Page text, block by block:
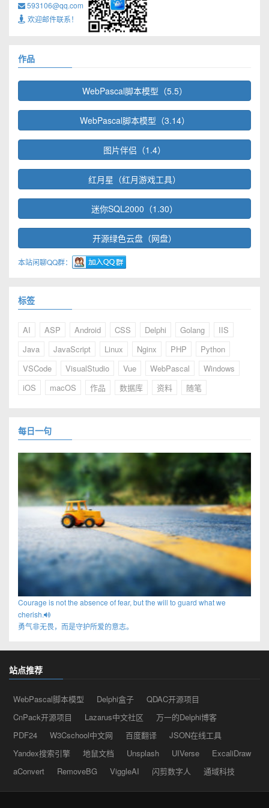
593106@qq.com
欢迎邮件联系！
作品
WebPascal脚本模型（5.5）
WebPascal脚本模型（3.14）
图片伴侣（1.4）
红月星（红月游戏工具）
迷你SQL2000（1.30）
开源绿色云盘（网盘）
本站闲聊QQ群：
标签
AI ASP Android CSS Delphi Golang
IIS
Java
JavaScript Linux Nginx PHP
Python
VSCode
VisualStudio Vue WebPascal
Windows
iOS
macOS 作品 数据库 资料 随笔
每日一句
Courage is not the absence of fear, but the will to guard what we
cherish.
勇气非无畏，而是守护所爱的意志。
站点推荐
WebPascal脚本模型 Delphi盒子
QDAC开源项目
CnPack开源项目
Lazarus中文社区
万一的Delphi博客
PDF24
W3Cschool中文网 百度翻译
JSON在线工具
Yandex搜索引擎
地鼠文档 Unsplash UIVerse
ExcaliDraw
aConvert
RemoveBG ViggleAI 闪剪数字人 通域科技